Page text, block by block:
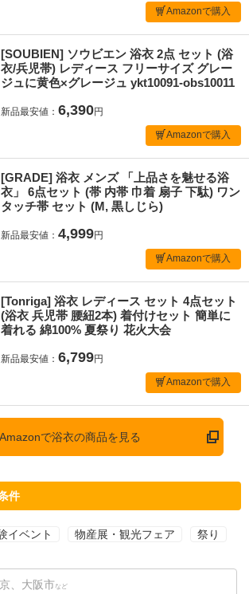
Amazonで購入
[SOUBIEN] ソウビエン 浴衣 2点 セット (浴
衣/兵児帯) レディース フリーサイズ グレー
ジュに黄色×グレージュ ykt10091-obs10011
新品最安値： 6,390円
Amazonで購入
[GRADE] 浴衣 メンズ 「上品さを魅せる浴
衣」 6点セット (帯 内帯 巾着 扇子 下駄) ワン
タッチ帯 セット (M, 黒しじら)
新品最安値： 4,999円
Amazonで購入
[Tonriga] 浴衣 レディース セット 4点セット
(浴衣 兵児帯 腰紐2本) 着付けセット 簡単に
着れる 綿100% 夏祭り 花火大会
新品最安値： 6,799円
Amazonで購入
Amazonで浴衣の商品を見る
件
イベント 物産展・観光フェア 祭り
、大阪市 など